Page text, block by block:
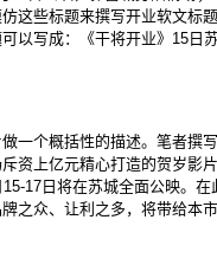
这些标题来撰写开业软文标
以写成：《干将开业》15日
一个概括性的描述。笔者撰
资上亿元精心打造的贺岁影
17日将在苏城全面公映。
之众、让利之多，将带给本